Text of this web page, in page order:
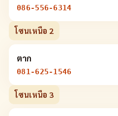
086-556-6314
โซนเหนือ 2
ตาก
081-625-1546
โซนเหนือ 3